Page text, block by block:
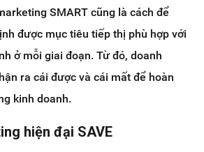
SMART cũng là cách để
được mục tiêu tiếp thị phù hợp với
ở mỗi giai đoạn. Từ đó, doanh
ra cái được và cái mất để hoàn
kinh doanh.
hiện đại SAVE